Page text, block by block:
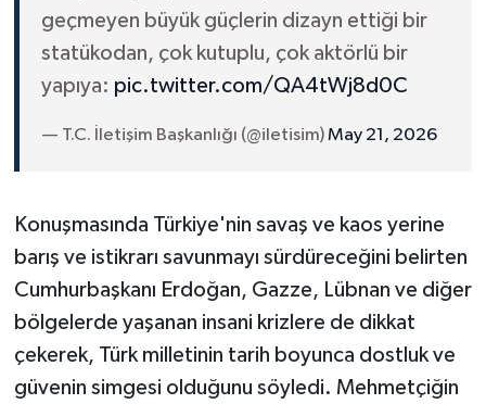
geçmeyen büyük güçlerin dizayn ettiği bir
statükodan, çok kutuplu, çok aktörlü bir
yapıya: pic.twitter.com/QA4tWj8d0C
— T.C. İletişim Başkanlığı (@iletisim)May 21, 2026
Konuşmasında Türkiye'nin savaş ve kaos yerine
barış ve istikrarı savunmayı sürdüreceğini belirten
Cumhurbaşkanı Erdoğan, Gazze, Lübnan ve diğer
bölgelerde yaşanan insani krizlere de dikkat
çekerek, Türk milletinin tarih boyunca dostluk ve
güvenin simgesi olduğunu söyledi. Mehmetçiğin